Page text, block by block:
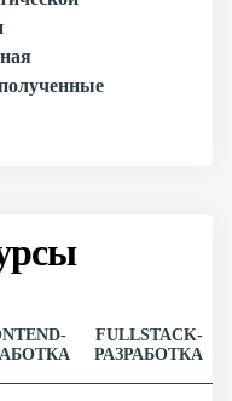
FULLSTACK-
РАЗРАБОТКА